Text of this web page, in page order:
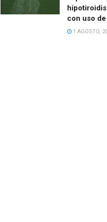
con uso
1 AGOSTO,